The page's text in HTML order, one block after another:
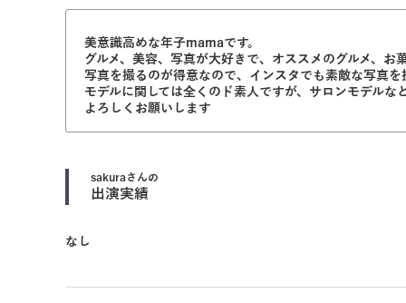
美意識高めな年子mamaです。
グルメ、美容、写真が大好きで、オススメのグルメ、お
写真を撮るのが得意なので、インスタでも素敵な写真
モデルに関しては全くのド素人ですが、サロンモデルな
よろしくお願いします
sakuraさんの
出演実績
なし